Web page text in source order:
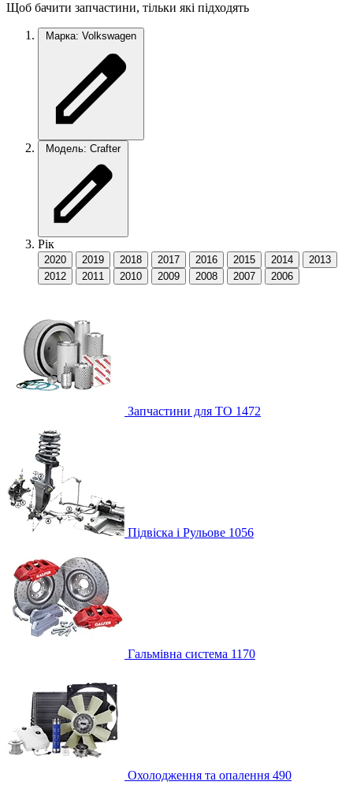
Щоб бачити запчастини, тільки які підходять
Марка: Volkswagen
Модель: Crafter
Рік
2020 2019 2018 2017 2016 2015 2014
2013
2012
2011 2010 2009 2008 2007 2006
Запчастини для ТО 1472
Підвіска і Рульове 1056
Гальмівна система 1170
Охолодження та опалення 490